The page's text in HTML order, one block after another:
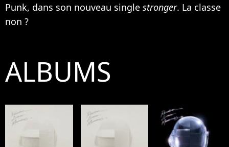
Punk, dans son nouveau single stronger. La classe
non ?
ALBUMS